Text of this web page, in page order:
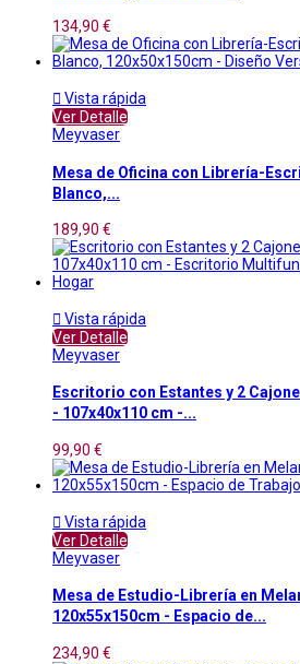
134,90 €
 Vista rápida
Ver Detalle
Meyvaser
Mesa de Oficina con Librería-
Blanco,...
189,90 €
 Vista rápida
Ver Detalle
Meyvaser
Escritorio con Estantes y 2
- 107x40x110 cm -...
99,90 €
 Vista rápida
Ver Detalle
Meyvaser
Mesa de Estudio-Librería en
120x55x150cm - Espacio de...
234,90 €